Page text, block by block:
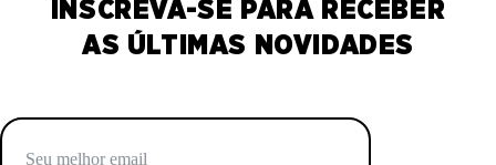
INSCREVA-SE PARA RECEBER
AS ÚLTIMAS NOVIDADES